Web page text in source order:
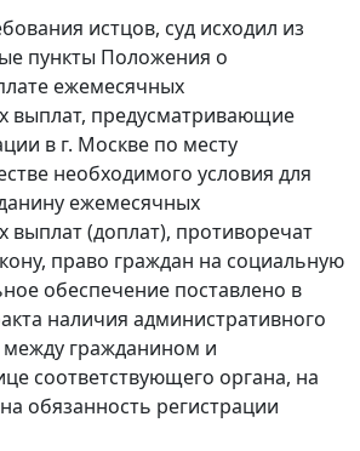
истцов, суд исходил из
пункты Положения о
ежемесячных
выплат, предусматривающие
в г. Москве по месту
необходимого условия для
ежемесячных
выплат (доплат), противоречат
право граждан на социальную
обеспечение поставлено в
наличия административного
гражданином и
соответствующего органа, на
обязанность регистрации